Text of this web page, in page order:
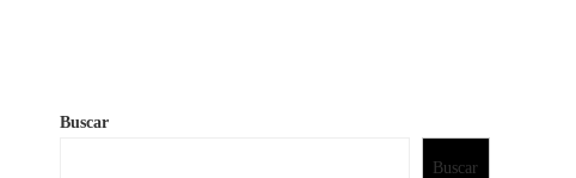
Buscar
Buscar